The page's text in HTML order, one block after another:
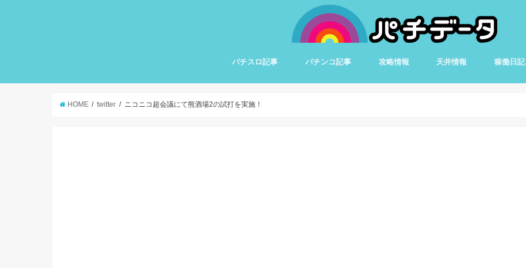
パチスロ記事 パチンコ記事 攻略情報 天井情報 稼働日記
HOME twitter ニコニコ超会議にて熊酒場2の試打を実施！